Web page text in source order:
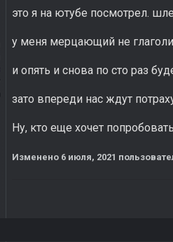
это я на ютубе посмотрел.
у меня мерцающий не
и опять и снова по сто раз
зато впереди нас ждут
Ну, кто еще хочет
Изменено 6 июля, 2021